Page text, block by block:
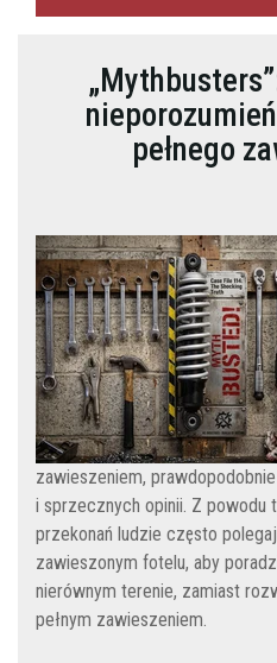
pełnego
zawieszeniem,
i sprzecznych opinii. Z powodu
przekonań ludzie często
zawieszonym fotelu, aby
nierównym terenie, zamiast
pełnym zawieszeniem.